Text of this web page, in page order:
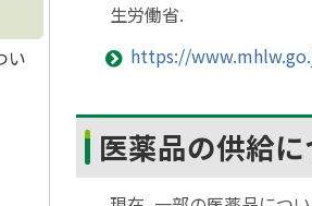
生労働省.
https://
ト
ッ
プ
医薬品の供給に
い